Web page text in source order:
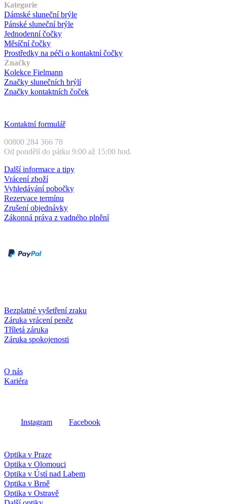
Kategorie
Dámské sluneční brýle
Pánské sluneční brýle
Jednodenní čočky
Měsíční čočky
Prostředky na péči o kontaktní čočky
Značky
Kolekce Fielmann
Značky slunečních brýlí
Značky kontaktních čoček
Kontaktní formulář
00800 284 366 78
Od pondělí do pátku 9:00 až 15:00 hod.
Další informace a tipy
Vrácení zboží
Vyhledávání pobočky
Rezervace termínu
Zrušení objednávky
Zákonná práva z vadného plnění
Bezplatné vyšetření zraku
Záruka vrácení peněz
Tříletá záruka
Záruka spokojenosti
O nás
Kariéra
Instagram Facebook
Optika v Praze
Optika v Olomouci
Optika v Ústí nad Labem
Optika v Brně
Optika v Ostravě